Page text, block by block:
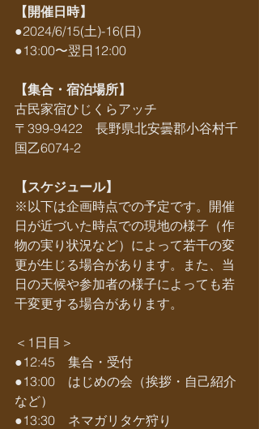
【開催日時】
●2024/6/15(土)-16(日)
●13:00〜翌日12:00
【集合・宿泊場所】
古民家宿ひじくらアッチ
〒399-9422　長野県北安曇郡小谷村千
国乙6074-2
【スケジュール】
※以下は企画時点での予定です。開催
日が近づいた時点での現地の様子（作
物の実り状況など）によって若干の変
更が生じる場合があります。また、当
日の天候や参加者の様子によっても若
干変更する場合があります。
＜1日目＞
●12:45　集合・受付
●13:00　はじめの会（挨拶・自己紹介
など）
●13:30　ネマガリタケ狩り